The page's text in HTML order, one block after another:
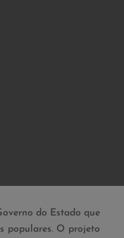
do Estado que
populares. O projeto